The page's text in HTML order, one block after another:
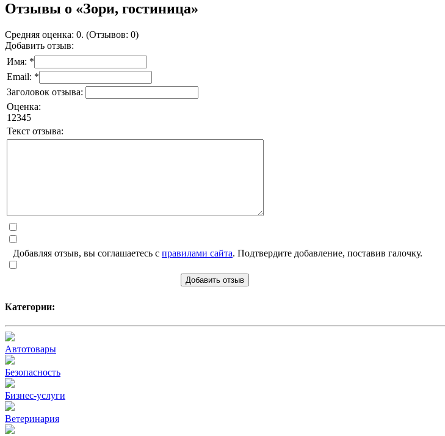
Отзывы о «Зори, гостиница»
Средняя оценка: 0. (Отзывов: 0)
Добавить отзыв:
Имя: *
Email: *
Заголовок отзыва:
Оценка:
1 2345
Текст отзыва:
Добавляя отзыв, вы соглашаетесь с правилами сайта. Подтвердите добавление, поставив галочку.
Добавить отзыв
Категории:
Автотовары
Безопасность
Бизнес-услуги
Ветеринария